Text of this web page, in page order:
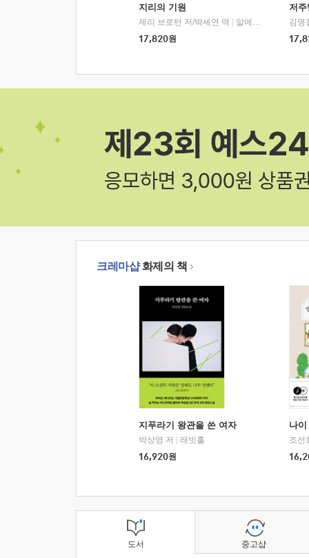
지리의 기원
제리 브로턴 저/박세연 역
알에이치코리아(RHK)
17,820원
저
김명
크레마샵화제의 책
지푸라기 왕관을 쓴 여자
박상영 저
래빗홀
16,920원
나
조선
도서 중고샵